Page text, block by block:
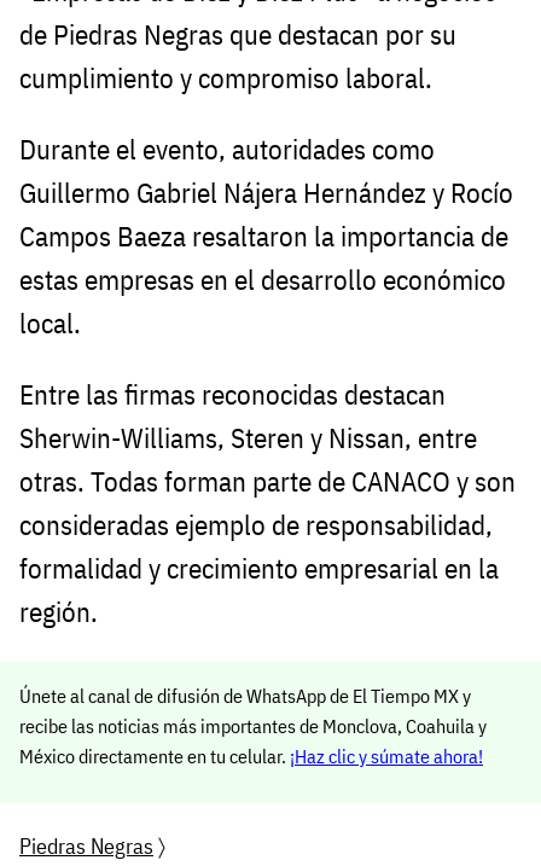
de Piedras Negras que destacan por su
cumplimiento y compromiso laboral.
Durante el evento, autoridades como
Guillermo Gabriel Nájera Hernández y Rocío
Campos Baeza resaltaron la importancia de
estas empresas en el desarrollo económico
local.
Entre las firmas reconocidas destacan
Sherwin-Williams, Steren y Nissan, entre
otras. Todas forman parte de CANACO y son
consideradas ejemplo de responsabilidad,
formalidad y crecimiento empresarial en la
región.
Únete al canal de difusión de WhatsApp de El Tiempo MX y
recibe las noticias más importantes de Monclova, Coahuila y
México directamente en tu celular. ¡Haz clic y súmate ahora!
Piedras Negras 〉